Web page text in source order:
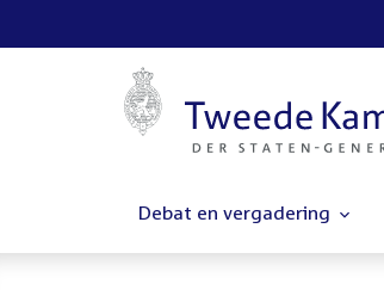
Debat en vergadering